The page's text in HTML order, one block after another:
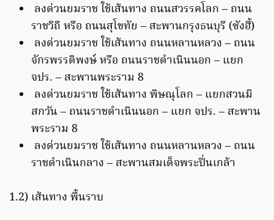
ลงด่วนยมราช ใช้เส้นทาง ถนนสวรรคโลก – ถนน
ราชวิถี หรือ ถนนสุโขทัย – สะพานกรุงธนบุรี (ซังฮี้)
ลงด่วนยมราช ใช้เส้นทาง ถนนหลานหลวง – ถนน
จักรพรรดิพงษ์ หรือ ถนนราชดำเนินนอก – แยก
จปร. – สะพานพระราม 8
ลงด่วนยมราช ใช้เส้นทาง พิษณุโลก – แยกสวนมิ
สกวัน – ถนนราชดำเนินนอก – แยก จปร. – สะพาน
พระราม 8
ลงด่วนยมราช ใช้เส้นทาง ถนนหลานหลวง – ถนน
ราชดำเนินกลาง – สะพานสมเด็จพระปิ่นเกล้า
1.2) เส้นทาง พื้นราบ